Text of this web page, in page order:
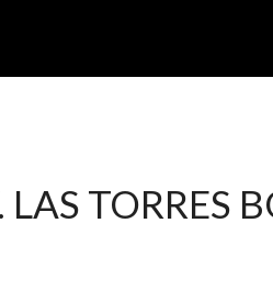
TORRES